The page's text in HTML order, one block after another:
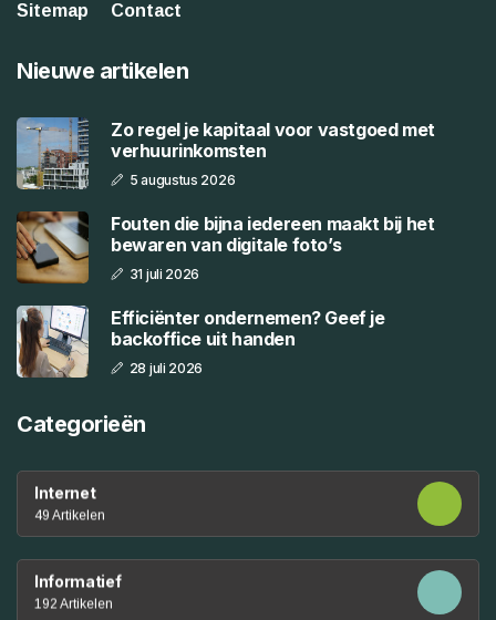
Sitemap
Contact
Nieuwe artikelen
Zo regel je kapitaal voor vastgoed met
verhuurinkomsten
5 augustus 2026
Fouten die bijna iedereen maakt bij het
bewaren van digitale foto’s
31 juli 2026
Efficiënter ondernemen? Geef je
backoffice uit handen
28 juli 2026
Categorieën
Internet
49 Artikelen
Informatief
192 Artikelen